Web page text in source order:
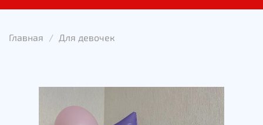
Главная Для девочек